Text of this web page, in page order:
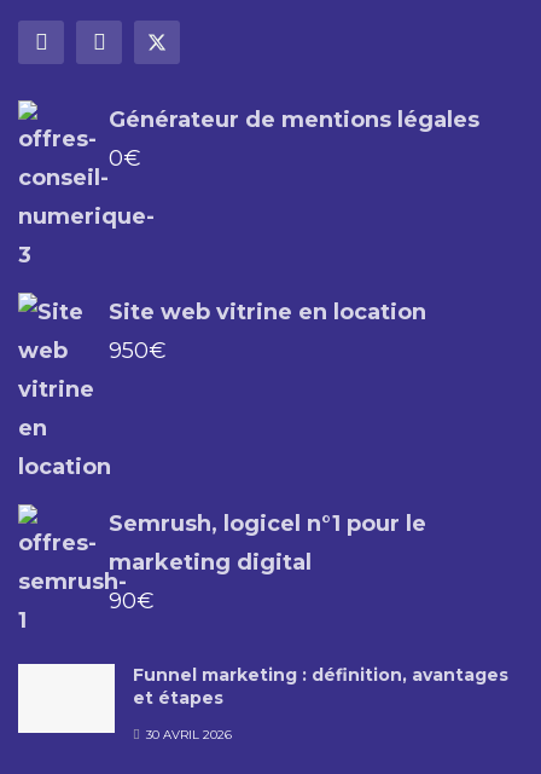
Générateur de mentions légales
0€
Site web vitrine en location
950€
Semrush, logicel n°1 pour le
marketing digital
90€
Funnel marketing : définition, avantages
et étapes
30 AVRIL 2026